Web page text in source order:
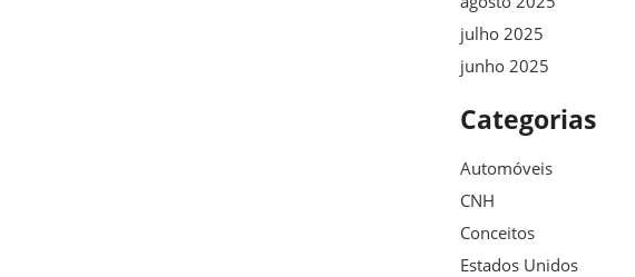
julho 2025
junho 2025
Categorias
Automóveis
CNH
Conceitos
Estados Unidos